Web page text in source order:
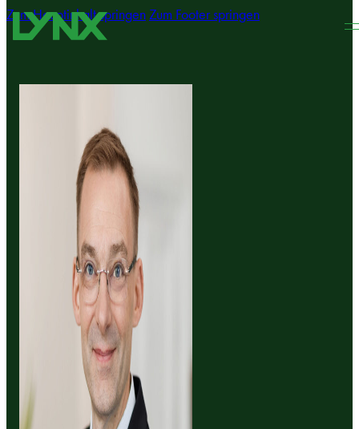
Zum Hauptinhalt springenZum Footer springen